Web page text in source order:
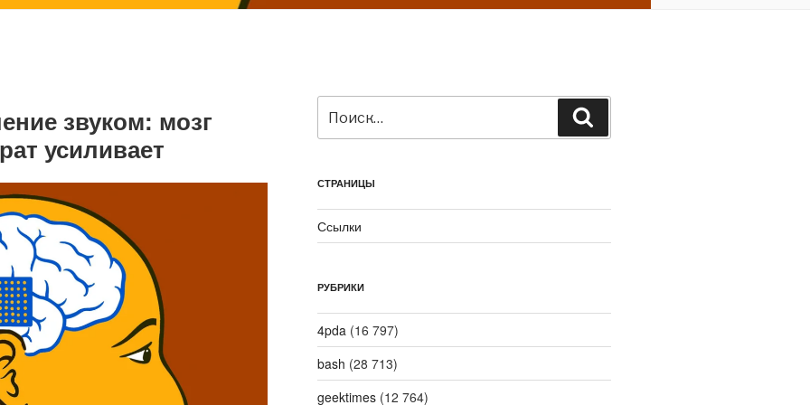
звуком: мозг
усиливает
СТРАНИЦЫ
Ссылки
РУБРИКИ
4pda(16 797)
bash (28 713)
geektimes(12 764)